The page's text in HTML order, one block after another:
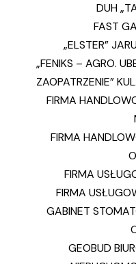
DUH
FAST
„ELSTER”
„FENIKS – AGRO.
ZAOPATRZENIE”
FIRMA
FIRMA
FIRMA
FIRMA
GABINET
GEOBUD